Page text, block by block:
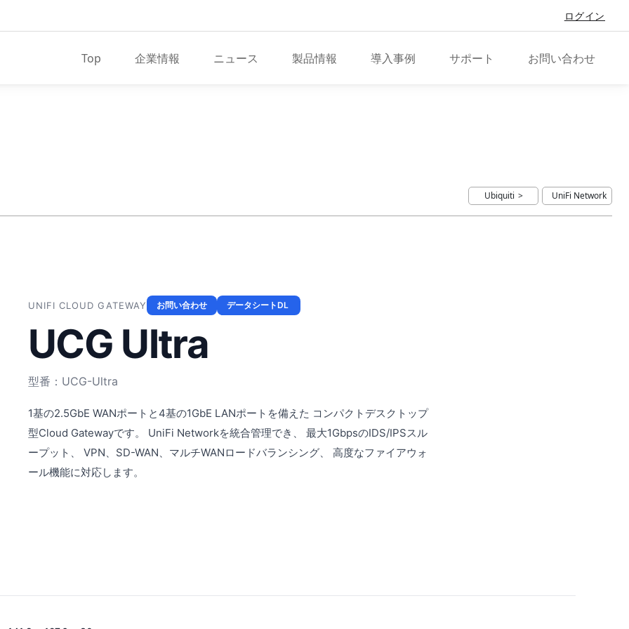
ログイン
メインナビゲーション
Top 企業情報 ニュース 製品情報 導入事例 サポート お問い合わせ
Ubiquiti UniFi Network
UNIFI CLOUD GATEWAY お問い合わせ データシートDL
UCG Ultra
型番：UCG-Ultra
1基の2.5GbE WANポートと4基の1GbE LANポートを備えた コンパクトデスクトップ
型Cloud Gatewayです。 UniFi Networkを統合管理でき、 最大1GbpsのIDS/IPSスル
ープット、 VPN、SD-WAN、マルチWANロードバランシング、 高度なファイアウォ
ール機能に対応します。